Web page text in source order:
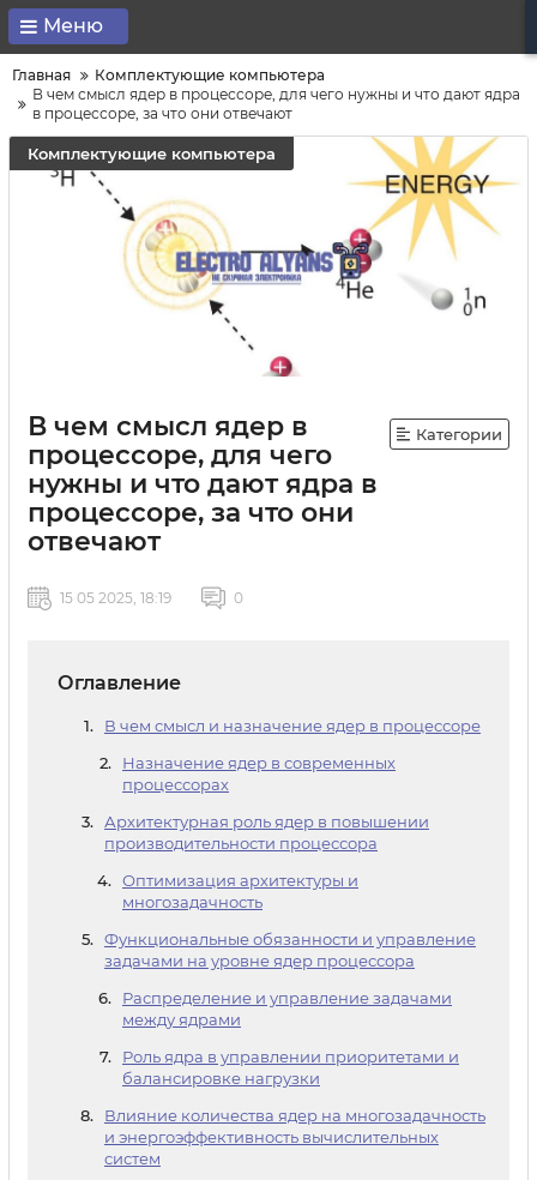
Меню
Главная
Комплектующие компьютера
В чем смысл ядер в процессоре, для чего нужны и что дают ядра
в процессоре, за что они отвечают
Комплектующие компьютера
В чем смысл ядер в
процессоре, для чего
нужны и что дают ядра в
процессоре, за что они
отвечают
Категории
15 05 2025, 18:19 0
Оглавление
В чем смысл и назначение ядер в процессоре
Назначение ядер в современных
процессорах
Архитектурная роль ядер в повышении
производительности процессора
Оптимизация архитектуры и
многозадачность
Функциональные обязанности и управление
задачами на уровне ядер процессора
Распределение и управление задачами
между ядрами
Роль ядра в управлении приоритетами и
балансировке нагрузки
Влияние количества ядер на многозадачность
и энергоэффективность вычислительных
систем